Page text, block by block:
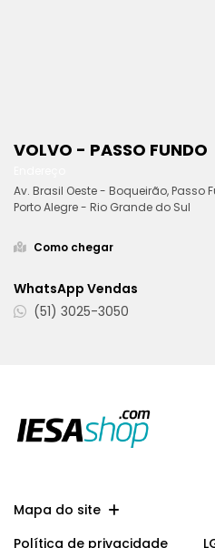
VOLVO - PASSO FUNDO
Av. Brasil Oeste - Boqueirão, Passo
Porto Alegre - Rio Grande do Sul
Como chegar
WhatsApp Vendas
(51) 3025-3050
Mapa do site
Política de privacidade